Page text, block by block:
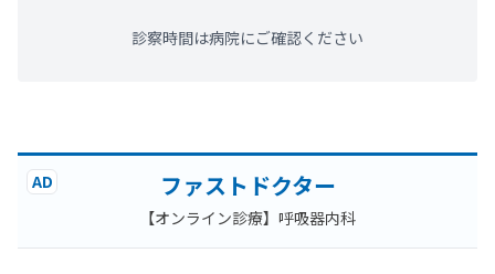
診察時間は病院にご確認ください
AD ファストドクター
【オンライン診療】呼吸器内科